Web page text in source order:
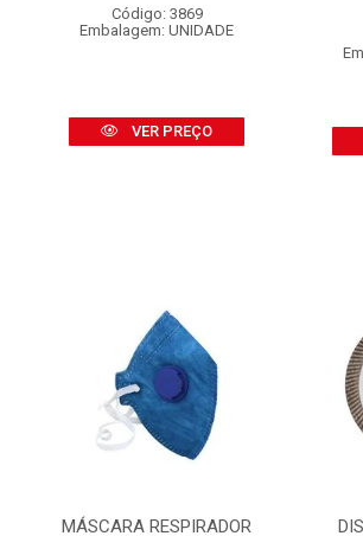
Código: 3869
Embalagem: UNIDADE
VER PREÇO
MÁSCARA RESPIRADOR